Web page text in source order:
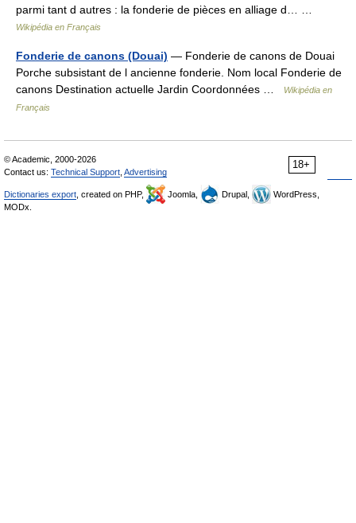
parmi tant d autres : la fonderie de pièces en alliage d… …
Wikipédia en Français
Fonderie de canons (Douai) — Fonderie de canons de Douai
Porche subsistant de l ancienne fonderie. Nom local Fonderie de
canons Destination actuelle Jardin Coordonnées …
Wikipédia en
Français
18+
© Academic, 2000-2026
Contact us: Technical Support Advertising
Dictionaries export , created on PHP, Joomla, Drupal,
WordPress,
MODx.